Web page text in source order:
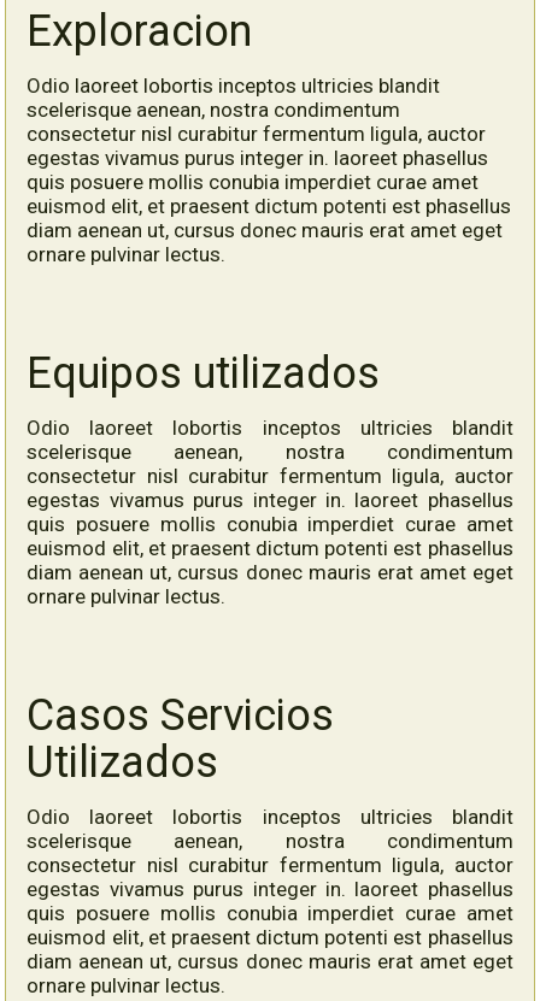
Exploracion
Odio laoreet lobortis inceptos ultricies blandit
scelerisque aenean, nostra condimentum
consectetur nisl curabitur fermentum ligula, auctor
egestas vivamus purus integer in. laoreet phasellus
quis posuere mollis conubia imperdiet curae amet
euismod elit, et praesent dictum potenti est phasellus
diam aenean ut, cursus donec mauris erat amet eget
ornare pulvinar lectus.
Equipos utilizados
Odio laoreet lobortis inceptos ultricies blandit
scelerisque aenean, nostra condimentum
consectetur nisl curabitur fermentum ligula, auctor
egestas vivamus purus integer in. laoreet phasellus
quis posuere mollis conubia imperdiet curae amet
euismod elit, et praesent dictum potenti est phasellus
diam aenean ut, cursus donec mauris erat amet eget
ornare pulvinar lectus.
Casos Servicios
Utilizados
Odio laoreet lobortis inceptos ultricies blandit
scelerisque aenean, nostra condimentum
consectetur nisl curabitur fermentum ligula, auctor
egestas vivamus purus integer in. laoreet phasellus
quis posuere mollis conubia imperdiet curae amet
euismod elit, et praesent dictum potenti est phasellus
diam aenean ut, cursus donec mauris erat amet eget
ornare pulvinar lectus.